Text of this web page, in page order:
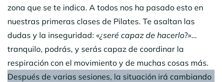
zona que se te indica. A todos nos ha pasado esto en
nuestras primeras clases de Pilates. Te asaltan las
dudas y la inseguridad: «¿seré capaz de hacerlo?»…
tranquilo, podrás, y serás capaz de coordinar la
respiración con el movimiento y de muchas cosas más.
Después de varias sesiones, la situación irá cambiando